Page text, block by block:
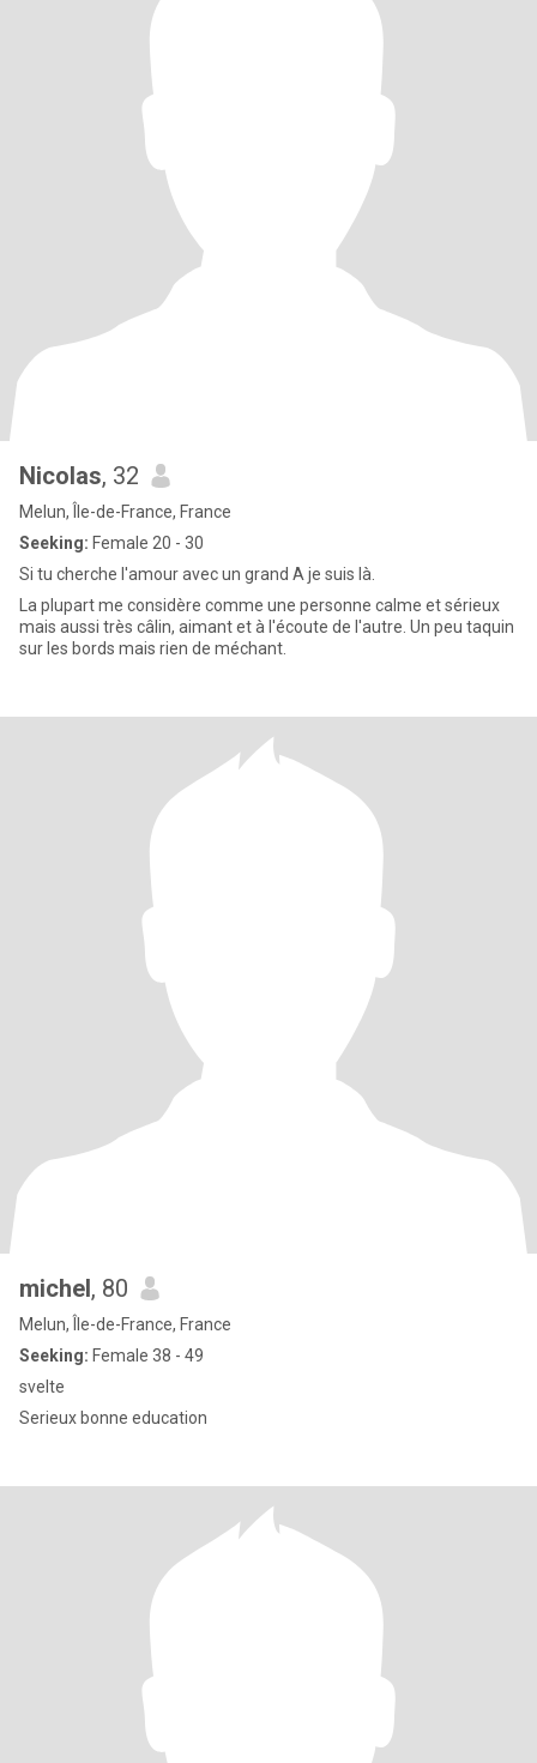
Nicolas, 32
Melun, Île-de-France, France
Seeking: Female 20 - 30
Si tu cherche l'amour avec un grand A je suis là.
La plupart me considère comme une personne calme et sérieux
mais aussi très câlin, aimant et à l'écoute de l'autre. Un peu taquin
sur les bords mais rien de méchant.
michel, 80
Melun, Île-de-France, France
Seeking: Female 38 - 49
svelte
Serieux bonne education